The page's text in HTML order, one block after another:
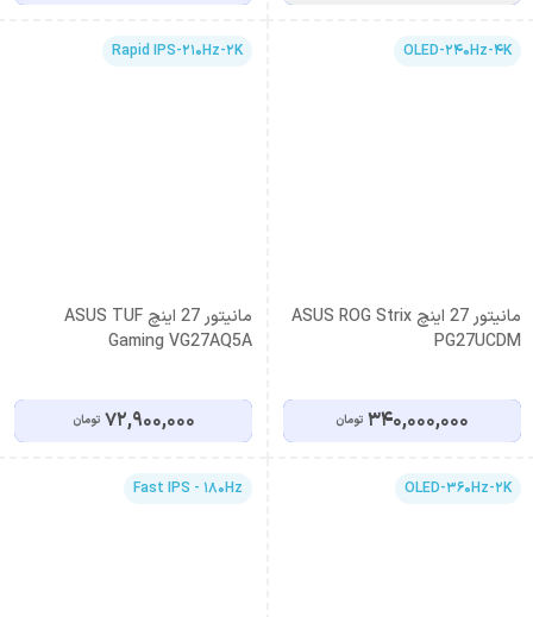
OLED-240Hz-4K
مانیتور 27 اینچ ASUS ROG Strix
PG27UCDM
340,000,000 تومان
Rapid IPS-210Hz-2K
مانیتور 27 اینچ ASUS TUF
Gaming VG27AQ5A
72,900,000 تومان
OLED-360Hz-2K
Fast IPS - 180Hz